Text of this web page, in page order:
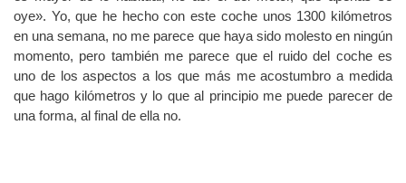
es mayor de lo habitual, no así el del motor, que apenas se
oye». Yo, que he hecho con este coche unos 1300 kilómetros
en una semana, no me parece que haya sido molesto en ningún
momento, pero también me parece que el ruido del coche es
uno de los aspectos a los que más me acostumbro a medida
que hago kilómetros y lo que al principio me puede parecer de